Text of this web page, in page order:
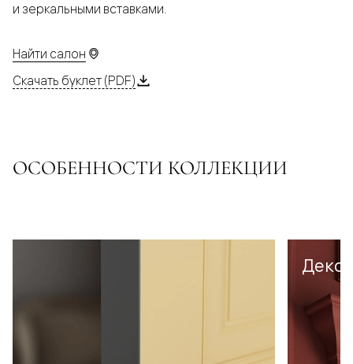
и зеркальными вставками.
Найти салон
Скачать буклет (PDF)
ОСОБЕННОСТИ КОЛЛЕКЦИИ